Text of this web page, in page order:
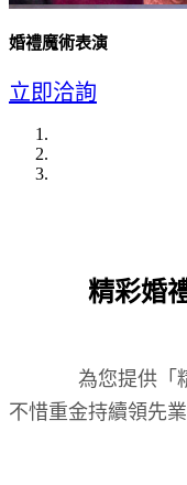
婚禮魔術表演
立即洽詢
精彩婚
為您提供「
不惜重金持續領先